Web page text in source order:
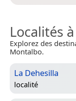
Localités
Explorez des
Montalbo.
La Dehesilla
localité